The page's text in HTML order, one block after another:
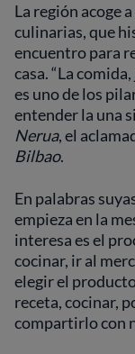
La región acoge
culinarias, que
encuentro para
casa. “La
es uno de los
entender la una
Nerua, el
Bilbao.
En palabras
empieza en la
interesa es el
cocinar, ir al
elegir el
receta, cocinar,
compartirlo con